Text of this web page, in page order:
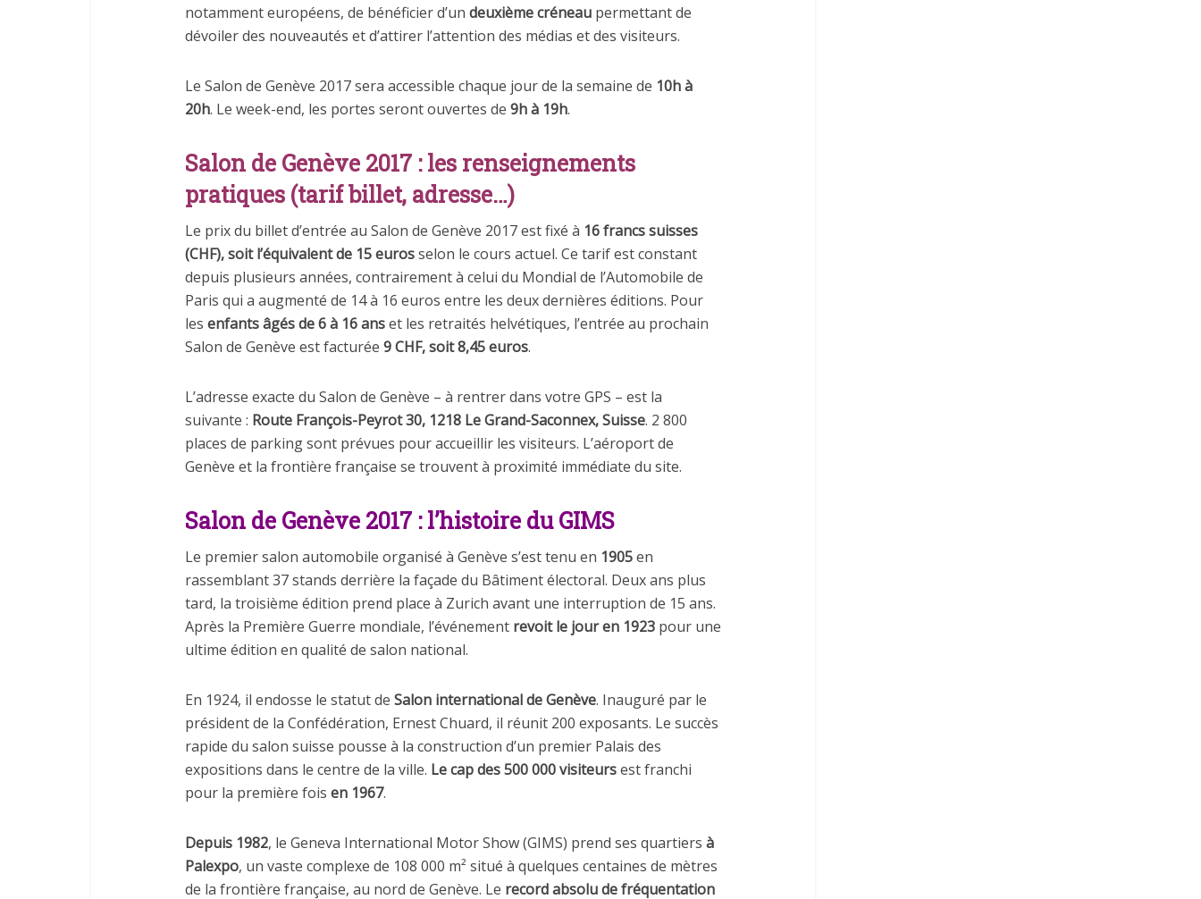
notamment européens, de bénéficier d’un deuxième créneau permettant de
dévoiler des nouveautés et d’attirer l’attention des médias et des visiteurs.
Le Salon de Genève 2017 sera accessible chaque jour de la semaine de 10h à
20h. Le week-end, les portes seront ouvertes de 9h à 19h.
Salon de Genève 2017 : les renseignements
pratiques (tarif billet, adresse…)
Le prix du billet d’entrée au Salon de Genève 2017 est fixé à 16 francs suisses
(CHF), soit l’équivalent de 15 eurosselon le cours actuel. Ce tarif est constant
depuis plusieurs années, contrairement à celui du Mondial de l’Automobile de
Paris qui a augmenté de 14 à 16 euros entre les deux dernières éditions. Pour
les enfants âgés de 6 à 16 anset les retraités helvétiques, l’entrée au prochain
Salon de Genève est facturée 9 CHF, soit 8,45 euros.
L’adresse exacte du Salon de Genève – à rentrer dans votre GPS – est la
suivante : Route François-Peyrot 30, 1218 Le Grand-Saconnex, Suisse. 2 800
places de parking sont prévues pour accueillir les visiteurs. L’aéroport de
Genève et la frontière française se trouvent à proximité immédiate du site.
Salon de Genève 2017 : l’histoire du GIMS
Le premier salon automobile organisé à Genève s’est tenu en 1905en
rassemblant 37 stands derrière la façade du Bâtiment électoral. Deux ans plus
tard, la troisième édition prend place à Zurich avant une interruption de 15 ans.
Après la Première Guerre mondiale, l’événement revoit le jour en 1923 pour une
ultime édition en qualité de salon national.
En 1924, il endosse le statut de Salon international de Genève. Inauguré par le
président de la Confédération, Ernest Chuard, il réunit 200 exposants. Le succès
rapide du salon suisse pousse à la construction d’un premier Palais des
expositions dans le centre de la ville. Le cap des 500 000 visiteursest franchi
pour la première fois en 1967.
Depuis 1982, le Geneva International Motor Show (GIMS) prend ses quartiers à
Palexpo, un vaste complexe de 108 000 m² situé à quelques centaines de mètres
de la frontière française, au nord de Genève. Le record absolu de fréquentation